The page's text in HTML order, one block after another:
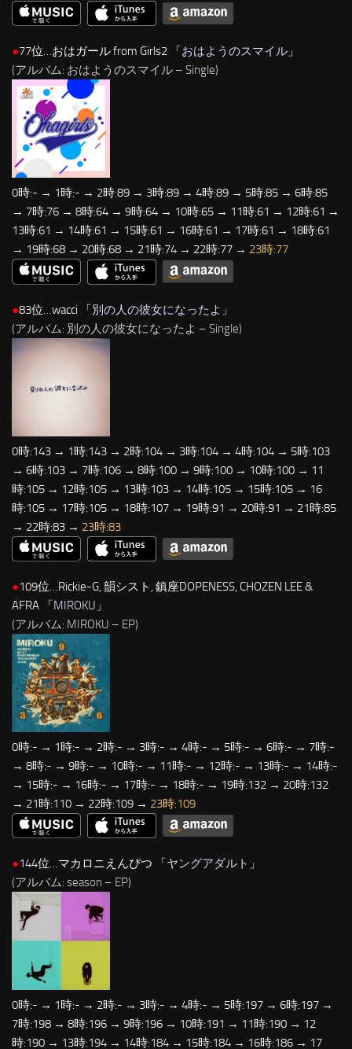
●77位…おはガール from Girls2 「 おはようのスマイル 」
(アルバム: おはようのスマイル – Single)
0時:- → 1時:- → 2時:89 → 3時:89 → 4時:89 → 5時:85 → 6時:85
→ 7時:76 → 8時:64 → 9時:64 → 10時:65 → 11時:61 → 12時:61 →
13時:61 → 14時:61 → 15時:61 → 16時:61 → 17時:61 → 18時:61
→ 19時:68 → 20時:68 → 21時:74 → 22時:77 → 23時:77
●83位…wacci 「別の人の彼女になったよ 」
(アルバム: 別の人の彼女になったよ – Single)
0時:143 → 1時:143 → 2時:104 → 3時:104 → 4時:104 → 5時:103
→ 6時:103 → 7時:106 → 8時:100 → 9時:100 → 10時:100 → 11
時:105 → 12時:105 → 13時:103 → 14時:105 → 15時:105 → 16
時:105 → 17時:105 → 18時:107 → 19時:91 → 20時:91 → 21時:85
→ 22時:83 → 23時:83
●109位…Rickie-G, 韻シスト, 鎮座DOPENESS, CHOZEN LEE &
AFRA 「MIROKU 」
(アルバム: MIROKU – EP)
0時:- → 1時:- → 2時:- → 3時:- → 4時:- → 5時:- → 6時:- → 7時:-
→ 8時:- → 9時:- → 10時:- → 11時:- → 12時:- → 13時:- → 14時:-
→ 15時:- → 16時:- → 17時:- → 18時:- → 19時:132 → 20時:132
→ 21時:110 → 22時:109 → 23時:109
●144位…マカロニえんぴつ 「ヤングアダルト 」
(アルバム: season – EP)
0時:- → 1時:- → 2時:- → 3時:- → 4時:- → 5時:197 → 6時:197 →
7時:198 → 8時:196 → 9時:196 → 10時:191 → 11時:190 → 12
時:190 → 13時:194 → 14時:184 → 15時:184 → 16時:186 → 17